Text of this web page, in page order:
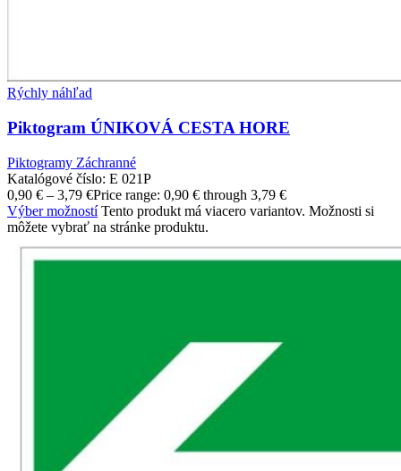
Rýchly náhľad
Piktogram ÚNIKOVÁ CESTA HORE
Piktogramy Záchranné
Katalógové číslo: E 021P
0,90 € – 3,79 €Price range: 0,90 € through 3,79 €
Výber možností Tento produkt má viacero variantov. Možnosti si
môžete vybrať na stránke produktu.